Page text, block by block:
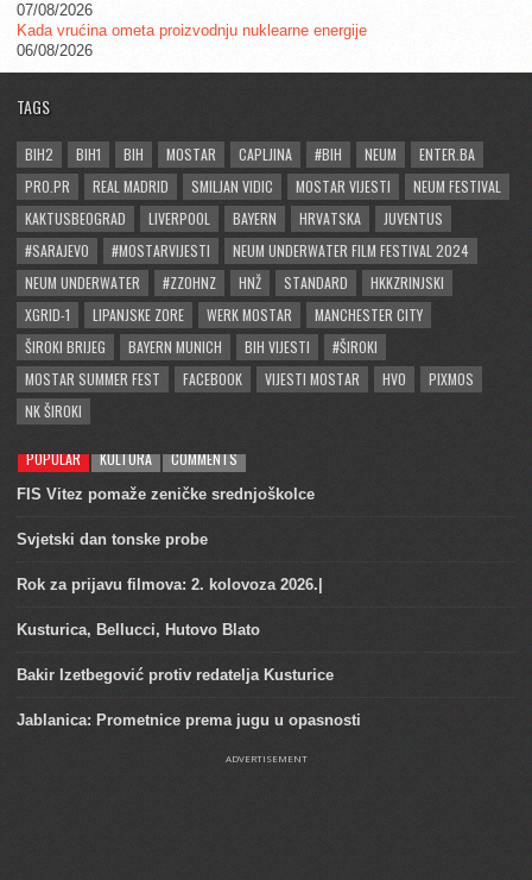
07/08/2026
Kada vrućina ometa proizvodnju nuklearne energije
06/08/2026
TAGS
BIH2 BIH1 BIH MOSTAR CAPLJINA #BIH NEUM
ENTER.BA
PRO.PR
REAL MADRID SMILJAN VIDIC MOSTAR VIJESTI
NEUM FESTIVAL
KAKTUSBEOGRAD
LIVERPOOL BAYERN HRVATSKA
JUVENTUS
#SARAJEVO
#MOSTARVIJESTI
NEUM UNDERWATER FILM FESTIVAL 2024
NEUM UNDERWATER
#ZZOHNZ HNŽ STANDARD
HKKZRINJSKI
XGRID-1
LIPANJSKE ZORE WERK MOSTAR
MANCHESTER CITY
ŠIROKI BRIJEG
BAYERN MUNICH BIH VIJESTI
#ŠIROKI
MOSTAR SUMMER FEST
FACEBOOK VIJESTI MOSTAR HVO
PIXMOS
NK ŠIROKI
POPULAR KULTURA COMMENTS
FIS Vitez pomaže zeničke srednjoškolce
Svjetski dan tonske probe
Rok za prijavu filmova: 2. kolovoza 2026.|
Kusturica, Bellucci, Hutovo Blato
Bakir Izetbegović protiv redatelja Kusturice
Jablanica: Prometnice prema jugu u opasnosti
ADVERTISEMENT